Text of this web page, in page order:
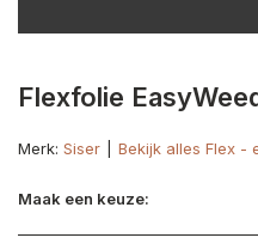
Flexfolie
Merk: Siser Bekijk alles Flex -
Maak een keuze: